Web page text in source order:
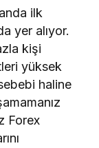
ilk
yer alıyor.
kişi
yüksek
haline
Forex